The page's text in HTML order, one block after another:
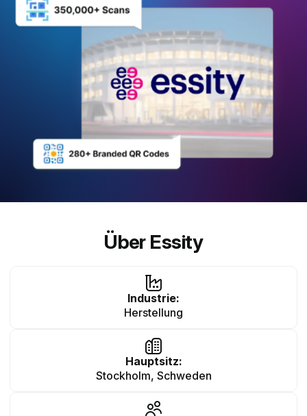
Über Essity
Industrie:
Herstellung
Hauptsitz:
Stockholm, Schweden